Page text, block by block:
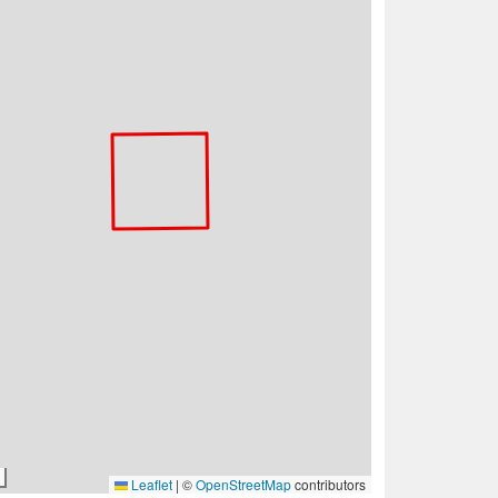
Leaflet | ©OpenStreetMapcontributors